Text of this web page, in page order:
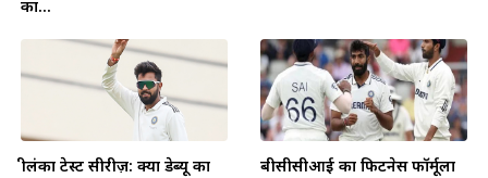
का...
श्रीलंका टेस्ट सीरीज़: क्या डेब्यू का
बीसीसीआई का फिटनेस फॉर्मूला